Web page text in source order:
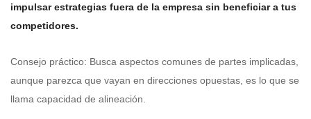
impulsar estrategias fuera de la empresa sin beneficiar a tus
competidores.
Consejo práctico: Busca aspectos comunes de partes implicadas,
aunque parezca que vayan en direcciones opuestas, es lo que se
llama capacidad de alineación.